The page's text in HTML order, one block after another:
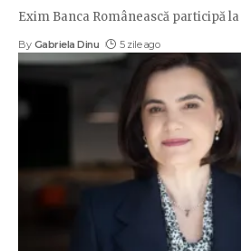
Exim Banca Românească participă
By Gabriela Dinu 5 zile ago